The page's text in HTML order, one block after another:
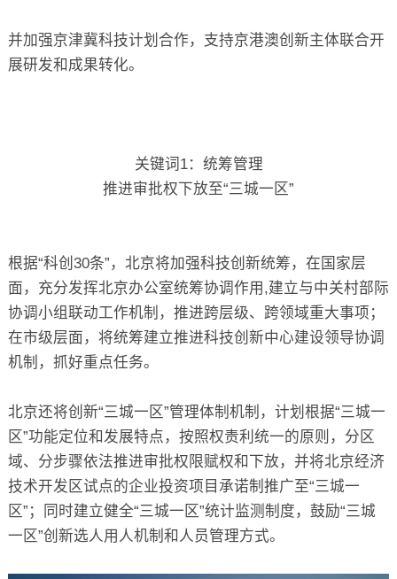
并加强京津冀科技计划合作，支持京港澳创新主体联合开
展研发和成果转化。
关键词1：统筹管理
推进审批权下放至“三城一区”
根据“科创30条”，北京将加强科技创新统筹，在国家层
面，充分发挥北京办公室统筹协调作用,建立与中关村部际
协调小组联动工作机制，推进跨层级、跨领域重大事项；
在市级层面，将统筹建立推进科技创新中心建设领导协调
机制，抓好重点任务。
北京还将创新“三城一区”管理体制机制，计划根据“三城一
区”功能定位和发展特点，按照权责利统一的原则，分区
域、分步骤依法推进审批权限赋权和下放，并将北京经济
技术开发区试点的企业投资项目承诺制推广至“三城一
区”；同时建立健全“三城一区”统计监测制度，鼓励“三城
一区”创新选人用人机制和人员管理方式。